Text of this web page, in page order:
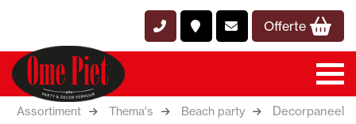
Offerte
Assortiment Thema's Beach party
Decorpaneel